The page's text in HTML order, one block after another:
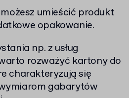
umieścić produkt
opakowanie.
np. z usług
rozważyć kartony do
charakteryzują się
gabarytów